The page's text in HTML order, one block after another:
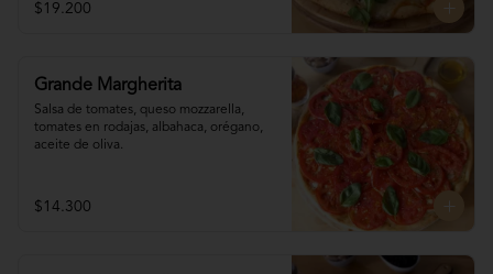
$19.200
Grande Margherita
Salsa de tomates, queso mozzarella,
tomates en rodajas, albahaca, orégano,
aceite de oliva.
$14.300